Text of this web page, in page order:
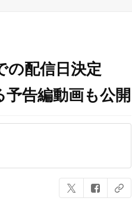
の配信日決定
告編動画も公開